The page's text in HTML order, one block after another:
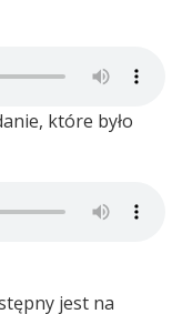
które było
jest na